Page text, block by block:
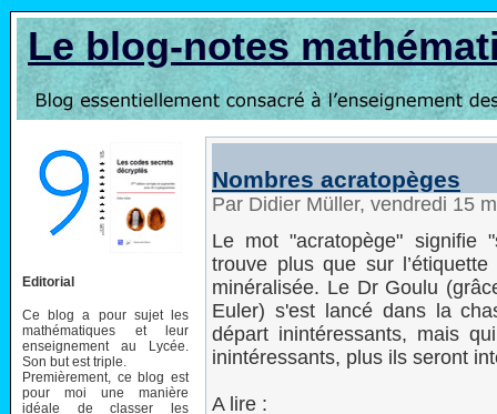
Le blog-notes
Editorial
Ce blog a pour sujet les
mathématiques et leur
enseignement au Lycée.
Son but est triple.
Premièrement, ce blog est
pour moi une manière
idéale de classer les
Nombres acratopèges
Par Didier Müller, vendredi 15
Le mot "acratopège" signifie
trouve plus que sur
minéralisée. Le Dr Goulu
Euler) s'est lancé dans la
départ inintéressants, mais
inintéressants, plus ils seront
A lire :